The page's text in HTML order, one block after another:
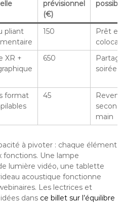
prévisionnel
(€)
pliant
150
Prêt
XR +
650
soirée
format
45
main
à pivoter : chaque élément
fonctions. Une lampe
lumière vidéo, une tablette
acoustique fonctionne
Les lectrices et
dans ce billet sur l’équilibre